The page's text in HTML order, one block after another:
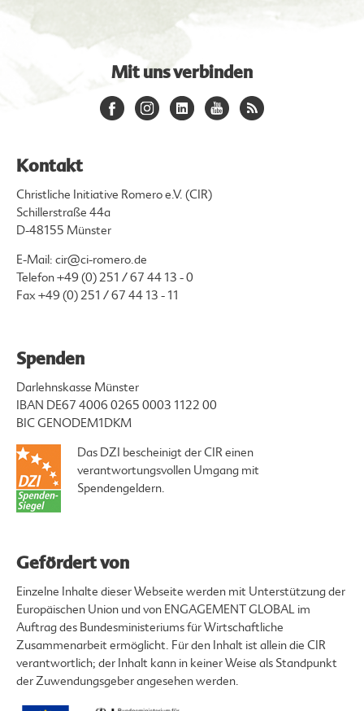
Mit uns verbinden
Kontakt
Christliche Initiative Romero e.V. (CIR)
Schillerstraße 44a
D-48155 Münster
E-Mail: cir@ci-romero.de
Telefon+49 (0) 251 / 67 44 13 - 0
Fax +49 (0) 251 / 67 44 13 - 11
Spenden
Darlehnskasse Münster
IBAN DE67 4006 0265 0003 1122 00
BIC GENODEM1DKM
Das DZI bescheinigt der CIR einen
verantwortungsvollen Umgang mit
Spendengeldern.
Gefördert von
Einzelne Inhalte dieser Webseite werden mit Unterstützung der
Europäischen Union und von ENGAGEMENT GLOBAL im
Auftrag des Bundesministeriums für Wirtschaftliche
Zusammenarbeit ermöglicht. Für den Inhalt ist allein die CIR
verantwortlich; der Inhalt kann in keiner Weise als Standpunkt
der Zuwendungsgeber angesehen werden.